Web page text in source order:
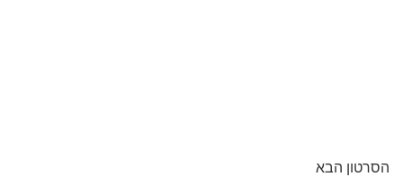
הסרטון הבא